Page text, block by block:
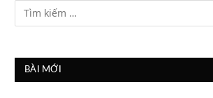
BÀI MỚI